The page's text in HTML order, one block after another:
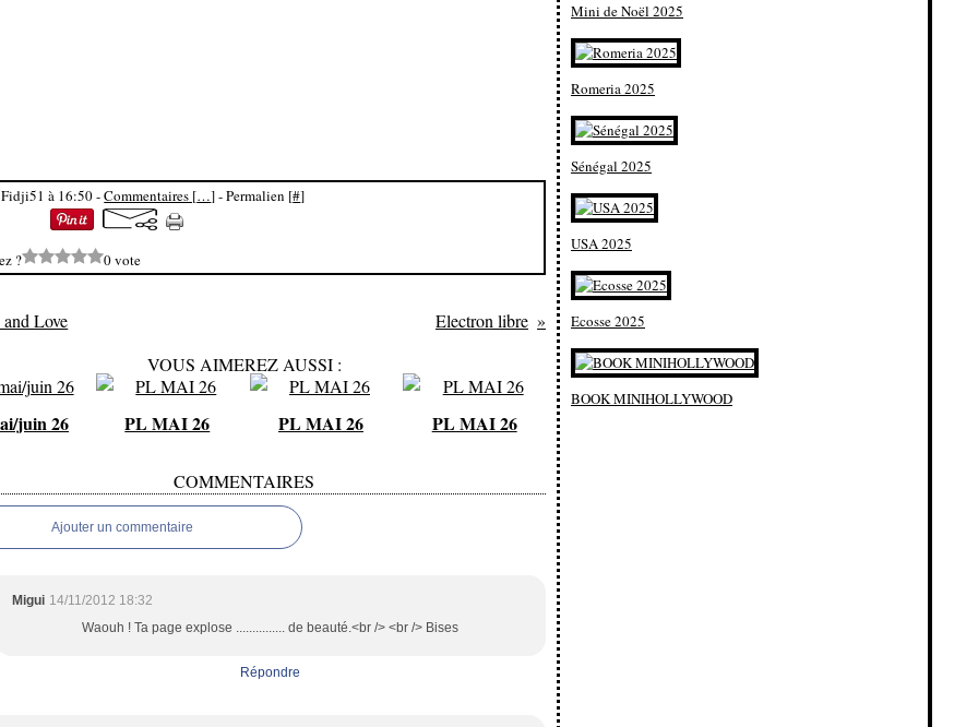
Fidji51 à 16:50 -Commentaires […]- Permalien [#]
? 0 vote
and Love
Electron libre
VOUS AIMEREZ AUSSI :
juin 26 PL MAI 26 PL MAI 26 PL MAI 26
COMMENTAIRES
Ajouter un commentaire
Migui 14/11/2012 18:32
Waouh ! Ta page explose ............... de beauté.<br /> <br /> Bises
Répondre
Mini de Noël 2025
Romeria 2025
Sénégal 2025
USA 2025
Ecosse 2025
BOOK MINIHOLLYWOOD